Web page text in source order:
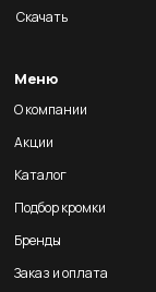
Скачать
Меню
О компании
Акции
Каталог
Подбор кромки
Бренды
Заказ и оплата